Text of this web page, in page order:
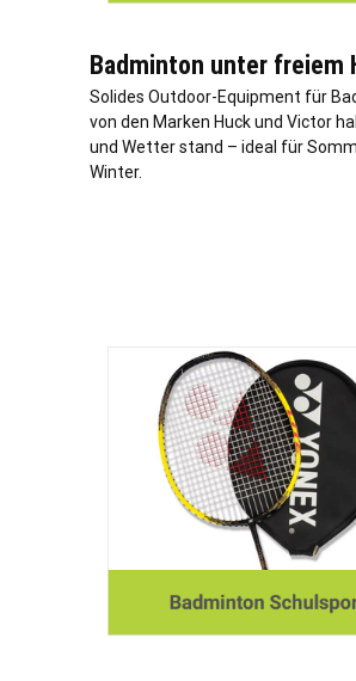
Badminton unter freiem
Solides Outdoor-Equipment für
von den Marken Huck und Victor
und Wetter stand – ideal für
Winter.